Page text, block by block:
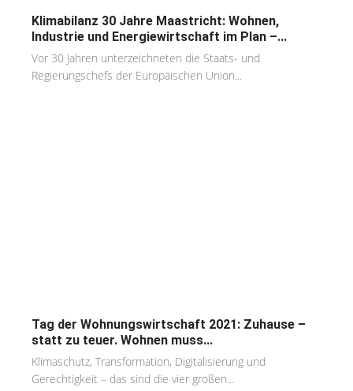
Klimabilanz 30 Jahre Maastricht: Wohnen,
Industrie und Energiewirtschaft im Plan –...
Vor 30 Jahren unterzeichneten die Staats- und
Regierungschefs der Europäischen Union...
Tag der Wohnungswirtschaft 2021: Zuhause –
statt zu teuer. Wohnen muss...
Klimaschutz, Transformation, Digitalisierung und
Gerechtigkeit – das sind die vier großen...